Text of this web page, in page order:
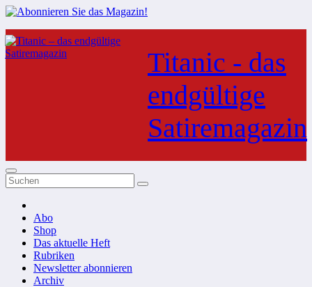
Zum
Inhalt
springen
Titanic - das
endgültige
Satiremagazin
Abo
Shop
Das aktuelle Heft
Rubriken
Newsletter abonnieren
Archiv